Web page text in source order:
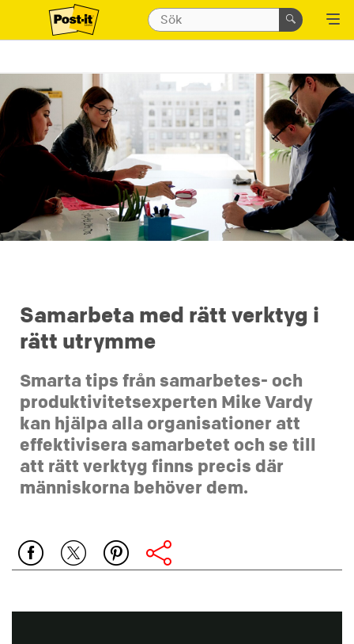
Samarbeta med rätt verktyg i
rätt utrymme
Smarta tips från samarbetes- och
produktivitetsexperten Mike Vardy
kan hjälpa alla organisationer att
effektivisera samarbetet och se till
att rätt verktyg finns precis där
människorna behöver dem.